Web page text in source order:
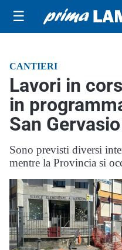
☰
CANTIERI
Lavori in
in
San Gervasio
Sono previsti diversi
mentre la Provincia si